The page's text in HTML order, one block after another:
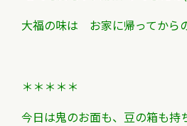
大福の味は お家に帰ってから
＊＊＊＊＊
今日は鬼のお面も、豆の箱も持